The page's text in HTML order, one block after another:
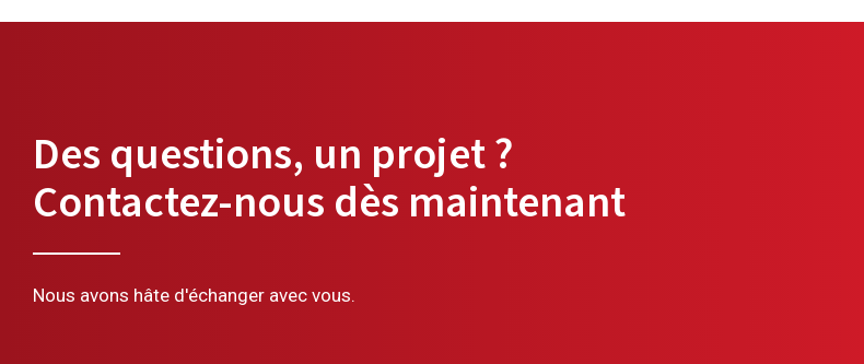
Des questions, un projet ?
Contactez-nous dès maintenant
Nous avons hâte d'échanger avec vous.